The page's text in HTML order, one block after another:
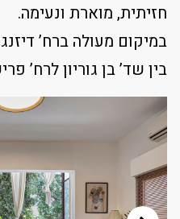
חזיתית, מוארת ונעימה.
במיקום מעולה ברח’
בין שד’ בן גוריון לרח’